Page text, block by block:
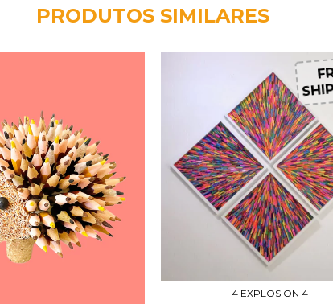
PRODUTOS SIMILARES
4 EXPLOSION 4